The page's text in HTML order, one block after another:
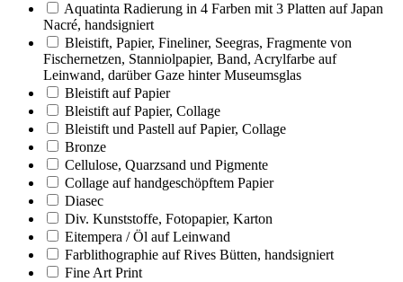
Aquatinta Radierung in 4 Farben mit 3 Platten auf Japan
Nacré, handsigniert
Bleistift, Papier, Fineliner, Seegras, Fragmente von
Fischernetzen, Stanniolpapier, Band, Acrylfarbe auf
Leinwand, darüber Gaze hinter Museumsglas
Bleistift auf Papier
Bleistift auf Papier, Collage
Bleistift und Pastell auf Papier, Collage
Bronze
Cellulose, Quarzsand und Pigmente
Collage auf handgeschöpftem Papier
Diasec
Div. Kunststoffe, Fotopapier, Karton
Eitempera / Öl auf Leinwand
Farblithographie auf Rives Bütten, handsigniert
Fine Art Print